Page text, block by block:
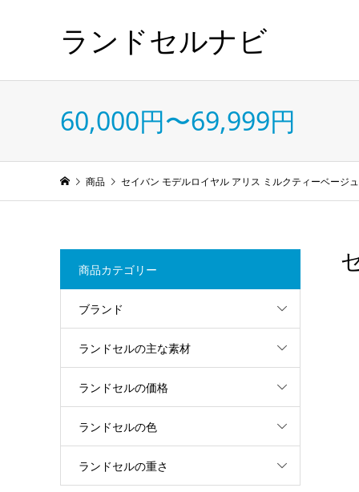
ランドセルナビ
60,000円〜69,999円
商品 セイバン モデルロイヤル アリス ミルクティーベージュ
商品カテゴリー
ブランド
ランドセルの主な素材
ランドセルの価格
ランドセルの色
ランドセルの重さ